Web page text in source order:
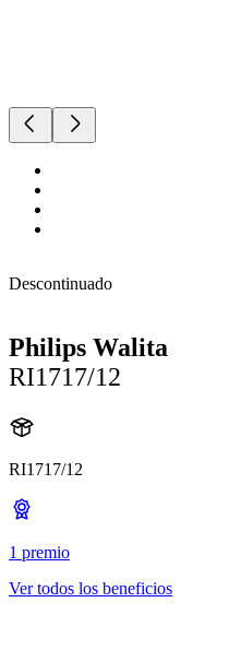
Descontinuado
Philips Walita
RI1717/12
RI1717/12
1 premio
Ver todos los beneficios